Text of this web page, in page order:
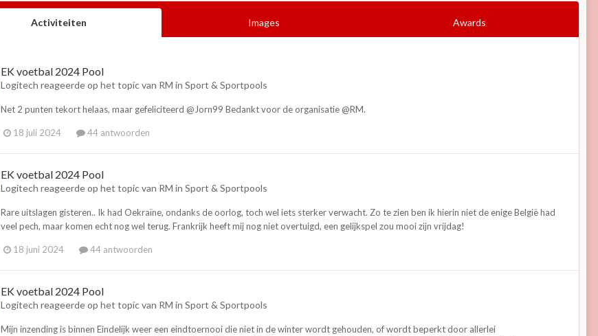
Activiteiten Images Awards
EK voetbal 2024 Pool
Logitech reageerde op het topic van RM in Sport & Sportpools
Net 2 punten tekort helaas, maar gefeliciteerd @Jorn99 Bedankt voor de organisatie @RM.
18 juli 2024 44 antwoorden
EK voetbal 2024 Pool
Logitech reageerde op het topic van RM in Sport & Sportpools
Rare uitslagen gisteren.. Ik had Oekraïne, ondanks de oorlog, toch wel iets sterker verwacht. Zo te zien ben ik hierin niet de enige België had
veel pech, maar komen echt nog wel terug. Frankrijk heeft mij nog niet overtuigd, een gelijkspel zou mooi zijn vrijdag!
18 juni 2024 44 antwoorden
EK voetbal 2024 Pool
Logitech reageerde op het topic van RM in Sport & Sportpools
Mijn inzending is binnen Eindelijk weer een eindtoernooi die niet in de winter wordt gehouden, of wordt beperkt door allerlei